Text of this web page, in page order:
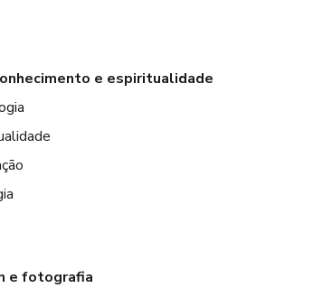
e espiritualidade
e fotografia